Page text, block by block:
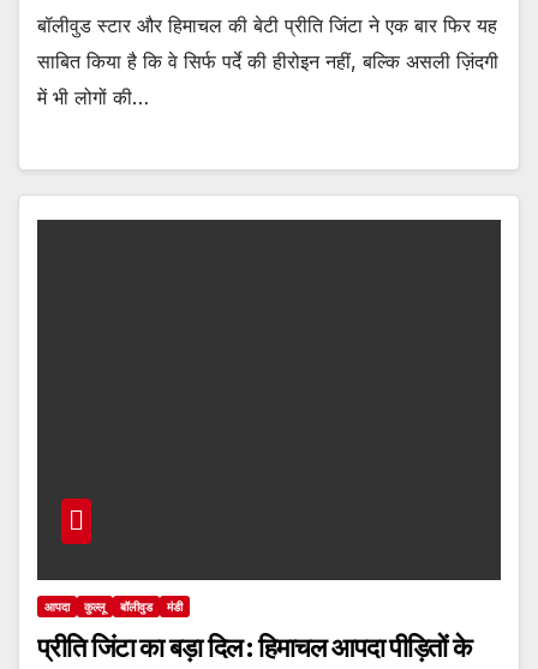
बॉलीवुड स्टार और हिमाचल की बेटी प्रीति जिंटा ने एक बार फिर यह
साबित किया है कि वे सिर्फ पर्दे की हीरोइन नहीं, बल्कि असली ज़िंदगी
में भी लोगों की…
आपदा कुल्लू बॉलीवुड मंडी
प्रीति जिंटा का बड़ा दिल : हिमाचल आपदा पीड़ितों के